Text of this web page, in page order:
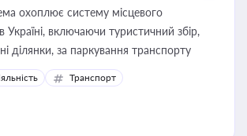
охоплює систему місцевого
Україні, включаючи туристичний збір,
плату за земельні ділянки, за паркування транспорту
Транспорт